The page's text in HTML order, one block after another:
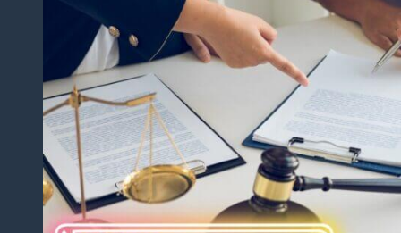
Thuật
Hợp
Đồng
Nhanh
Chóng
Dịch
Thuật
Bảng
Điểm
Học
Bạ